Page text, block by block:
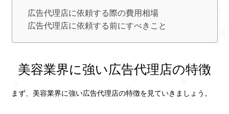
広告代理店に依頼する際の費用相場
広告代理店に依頼する前にすべきこと
美容業界に強い広告代理店の特徴
まず、美容業界に強い広告代理店の特徴を見ていきましょう。